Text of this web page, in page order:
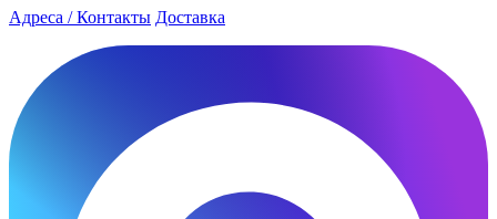
Адреса / Контакты Доставка